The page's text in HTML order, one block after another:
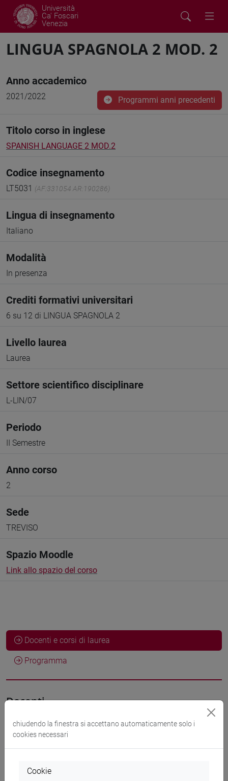
Università
Ca' Foscari
Venezia
LINGUA SPAGNOLA 2 MOD. 2
Anno accademico
2021/2022 Programmi anni precedenti
Titolo corso in inglese
SPANISH LANGUAGE 2 MOD.2
Codice insegnamento
LT5031 (AF:331054 AR:190286)
Lingua di insegnamento
Italiano
Modalità
In presenza
Crediti formativi universitari
6 su 12 di LINGUA SPAGNOLA 2
Livello laurea
Laurea
Settore scientifico disciplinare
L-LIN/07
Periodo
II Semestre
Anno corso
2
Sede
TREVISO
Spazio Moodle
Link allo spazio del corso
Docenti e corsi di laurea
Programma
Docenti
TROVATO Giuseppe
Materiali didattici
chiudendo la finestra si accettano automaticamente solo i
cookies necessari
Cookie